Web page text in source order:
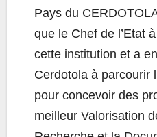
Pays du
que le Chef de l’Etat
cette institution et a
Cerdotola à parcourir
pour concevoir des
meilleur Valorisation